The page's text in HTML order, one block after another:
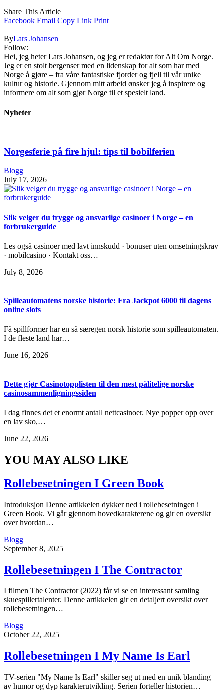
Share This Article
Facebook Email Copy Link Print
ByLars Johansen
Follow:
Hei, jeg heter Lars Johansen, og jeg er redaktør for Alt Om Norge.
Jeg er en stolt bergenser med en lidenskap for alt som har med
Norge å gjøre – fra våre fantastiske fjorder og fjell til vår unike
kultur og historie. Gjennom mitt arbeid ønsker jeg å inspirere og
informere om alt som gjør Norge til et spesielt land.
Nyheter
Norgesferie på fire hjul: tips til bobilferien
Blogg
July 17, 2026
Slik velger du trygge og ansvarlige casinoer i Norge – en
forbrukerguide
Les også casinoer med lavt innskudd · bonuser uten omsetningskrav
· mobilcasino · Kontakt oss…
July 8, 2026
Spilleautomatens norske historie: Fra Jackpot 6000 til dagens
online slots
Få spillformer har en så særegen norsk historie som spilleautomaten.
I de fleste land har…
June 16, 2026
Dette gjør Casinotopplisten til den mest pålitelige norske
casinosammenligningssiden
I dag finnes det et enormt antall nettcasinoer. Nye popper opp over
en lav sko,…
June 22, 2026
YOU MAY ALSO LIKE
Rollebesetningen I Green Book
Introduksjon Denne artikkelen dykker ned i rollebesetningen i
Green Book. Vi går gjennom hovedkarakterene og gir en oversikt
over hvordan…
Blogg
September 8, 2025
Rollebesetningen I The Contractor
I filmen The Contractor (2022) får vi se en interessant samling
skuespillertalenter. Denne artikkelen gir en detaljert oversikt over
rollebesetningen…
Blogg
October 22, 2025
Rollebesetningen I My Name Is Earl
TV-serien "My Name Is Earl" skiller seg ut med en unik blanding
av humor og dyp karakterutvikling. Serien forteller historien…